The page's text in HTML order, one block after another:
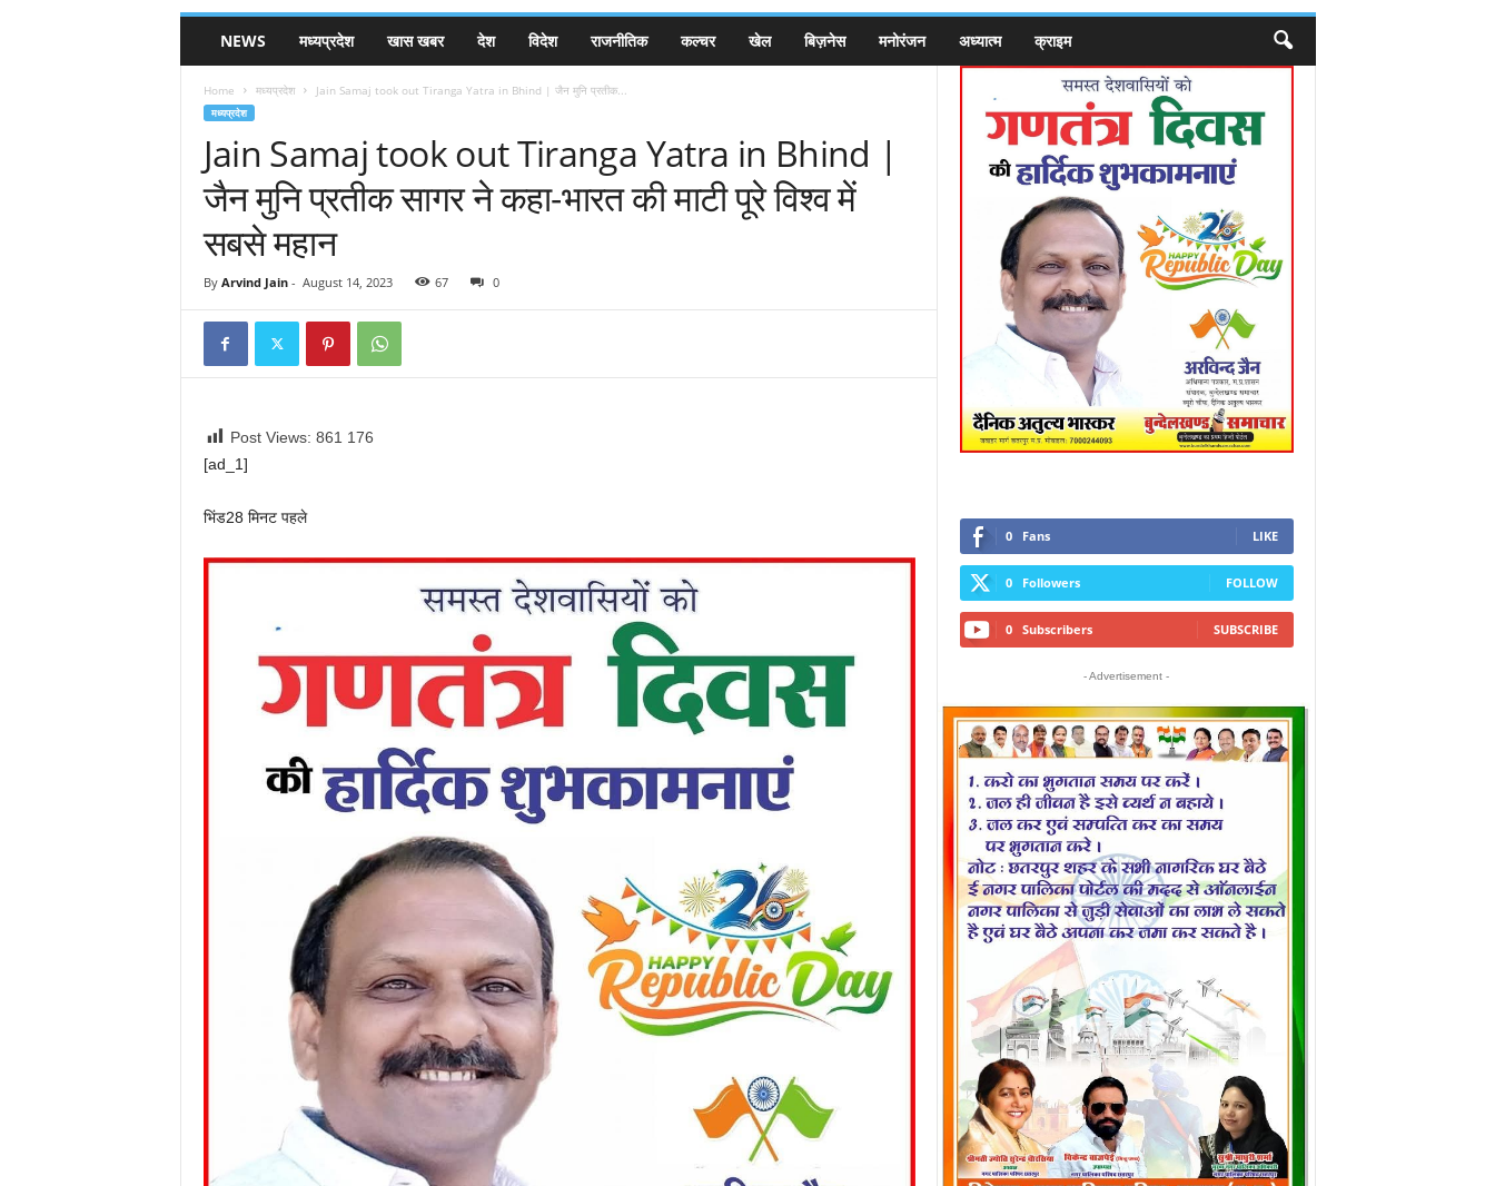
NEWS मध्यप्रदेश खास खबर देश विदेश राजनीतिक कल्चर खेल बिज़नेस मनोरंजन अध्यात्म क्राइम
Home मध्यप्रदेश Jain Samaj took out Tiranga Yatra in Bhind | जैन मुनि प्रतीक...
मध्यप्रदेश
Jain Samaj took out Tiranga Yatra in Bhind |
जैन मुनि प्रतीक सागर ने कहा-भारत की माटी पूरे विश्व में
सबसे महान
By Arvind Jain- August 14, 2023 67 0
Post Views: 861 176
[ad_1]
भिंड28 मिनट पहले
0 Fans LIKE
0 Followers FOLLOW
0 Subscribers SUBSCRIBE
- Advertisement -